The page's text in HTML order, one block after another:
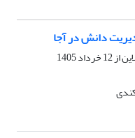
دانش در آجا
از12 خرداد 1405